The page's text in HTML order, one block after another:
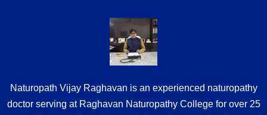
Naturopath Vijay Raghavan is an experienced naturopathy
doctor serving at Raghavan Naturopathy College for over 25